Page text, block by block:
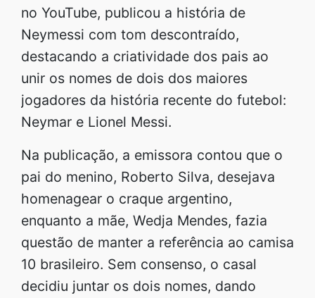
no YouTube, publicou a história de
Neymessi com tom descontraído,
destacando a criatividade dos pais ao
unir os nomes de dois dos maiores
jogadores da história recente do futebol:
Neymar e Lionel Messi.
Na publicação, a emissora contou que o
pai do menino, Roberto Silva, desejava
homenagear o craque argentino,
enquanto a mãe, Wedja Mendes, fazia
questão de manter a referência ao camisa
10 brasileiro. Sem consenso, o casal
decidiu juntar os dois nomes, dando